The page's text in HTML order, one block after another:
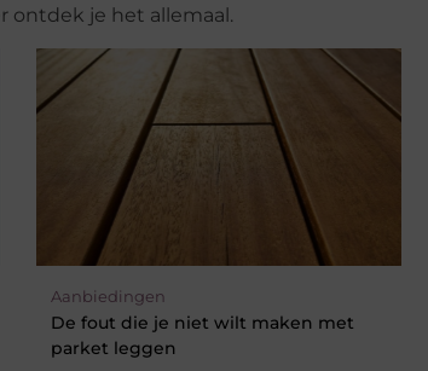
ontdek je het allemaal.
Aanbiedingen
De fout die je niet wilt maken met
parket leggen